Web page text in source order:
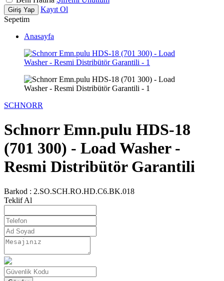
Giriş Yap
Kayıt Ol
Sepetim
Anasayfa
SCHNORR
Schnorr Emn.pulu HDS-18
(701 300) - Load Washer -
Resmi Distribütör Garantili
Barkod : 2.SO.SCH.RO.HD.C6.BK.018
Teklif Al